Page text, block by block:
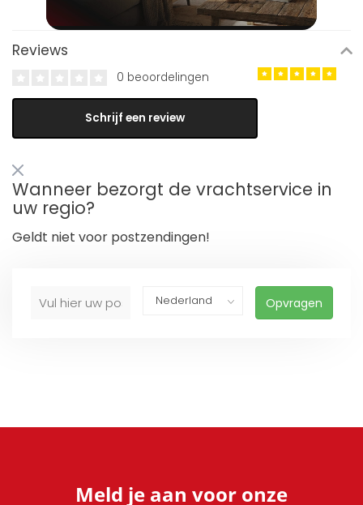
Reviews
0 beoordelingen
Schrijf een review
Wanneer bezorgt de vrachtservice in
uw regio?
Geldt niet voor postzendingen!
Opvragen
Meld je aan voor onze